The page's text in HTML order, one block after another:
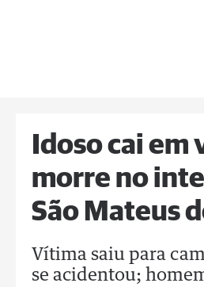
Idoso cai em
morre no
São Mateus
Vítima saiu para
se acidentou;